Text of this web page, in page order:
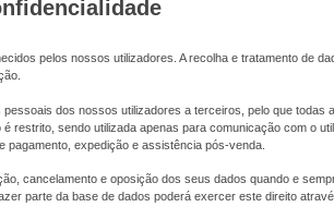
pelos nossos utilizadores. A recolha e tratamento de
dos nossos utilizadores a terceiros, pelo que todas
restrito, sendo utilizada apenas para comunicação com o
expedição e assistência pós-venda.
cancelamento e oposição dos seus dados quando e
parte da base de dados poderá exercer este direito